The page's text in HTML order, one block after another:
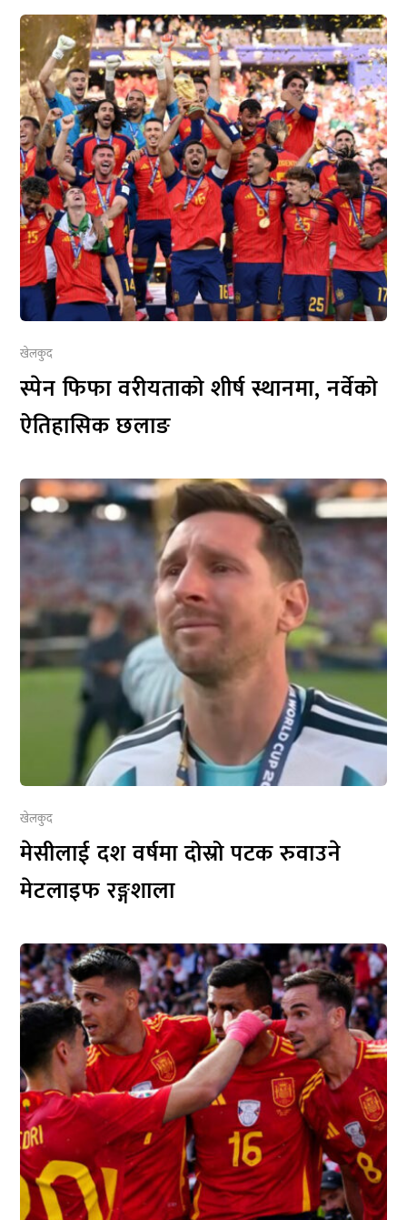
खेलकुद
स्पेन फिफा वरीयताको शीर्ष स्थानमा, नर्वेको
ऐतिहासिक छलाङ
खेलकुद
मेसीलाई दश वर्षमा दोस्रो पटक रुवाउने
मेटलाइफ रङ्गशाला